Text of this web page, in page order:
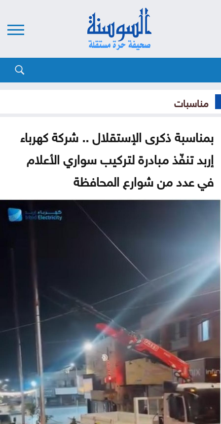
مناسبات
بمناسبة ذكرى الإستقلال .. شركة كهرباء
إربد تنفّذ مبادرة لتركيب سواري الأعلام
في عدد من شوارع المحافظة